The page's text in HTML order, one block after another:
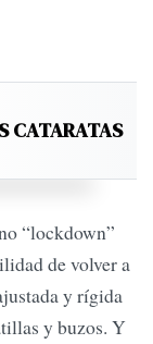
CATARATAS
“lockdown”
de volver a
y rígida
y buzos. Y